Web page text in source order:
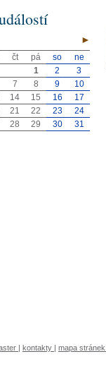
►
čt pá so
ne
1
2
3
7 8 9
10
14 15 16
17
21 22 23
24
28 29 30 31
| kontakty | mapa stránek